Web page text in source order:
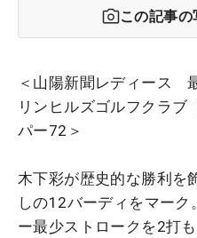
この記事の
＜山陽新聞レディース
リンヒルズゴルフクラ
パー72＞
木下彩が歴史的な勝利を
しの12バーディをマー
ー最少ストロークを2打